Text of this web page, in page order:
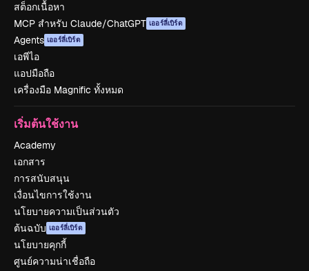
สต็อกเนื้อหา
MCP สำหรับ Claude/ChatGPT เออร์ลี่เบิร์ด
Agents เออร์ลี่เบิร์ด
เอพีไอ
แอปมือถือ
เครื่องมือ Magnific ทั้งหมด
เริ่มต้นใช้งาน
Academy
เอกสาร
การสนับสนุน
เงื่อนไขการใช้งาน
นโยบายความเป็นส่วนตัว
ต้นฉบับ เออร์ลี่เบิร์ด
นโยบายคุกกี้
ศูนย์ความน่าเชื่อถือ